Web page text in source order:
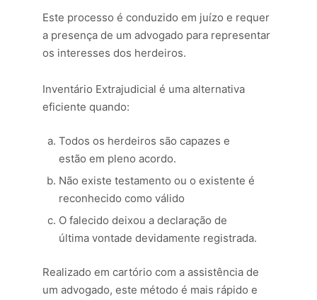
Este processo é conduzido em juízo e requer
a presença de um advogado para representar
os interesses dos herdeiros.
Inventário Extrajudicial é uma alternativa
eficiente quando:
Todos os herdeiros são capazes e
estão em pleno acordo.
Não existe testamento ou o existente é
reconhecido como válido
O falecido deixou a declaração de
última vontade devidamente registrada.
Realizado em cartório com a assistência de
um advogado, este método é mais rápido e